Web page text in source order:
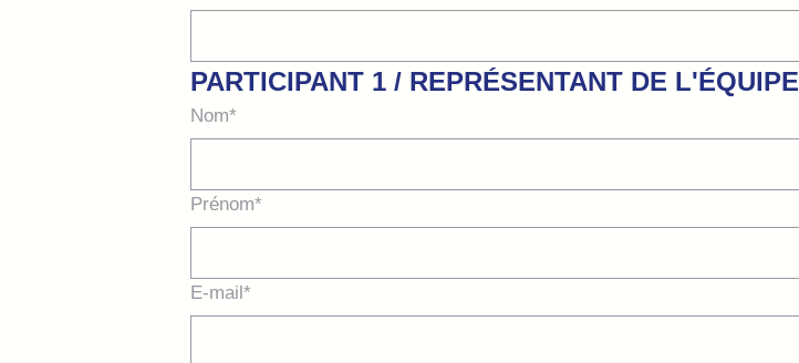
PARTICIPANT 1 / REPRÉSENTANT DE L'ÉQUIPE
Nom*
Prénom*
E-mail*